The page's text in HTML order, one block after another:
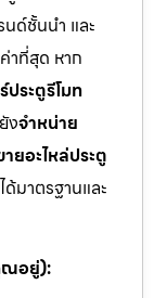
นด์ชั้นนำ และ
าที่สุด หาก
ระตูรีโมท
งจำหน่าย
ยอะไหล่ประตู
มาตรฐานและ
ณอยู่):